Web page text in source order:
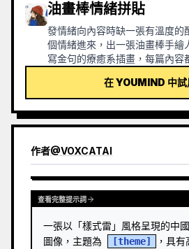
油畫棒情緒拼貼
發情緒向內容時缺一張有溫度的
個情緒進來，出一張油畫棒手
寫金句的療癒系插畫，每篇內容
在 YOUMIND 中試
作者@VOXCATAI
查看完整提示詞
一張以「樣式雷」風格呈現的中
圖像，主題為
[theme]
，具